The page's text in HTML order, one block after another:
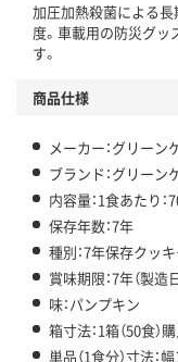
加圧加熱殺菌による
度。車載用の防災グ
す。
商品仕様
メーカー：グリーン
ブランド：グリーン
内容量：1食あたり：
保存年数：7年
種別：7年保存クッ
賞味期限：7年（製造
味：パンプキン
箱寸法：1箱（50食
単品（1食分）寸法